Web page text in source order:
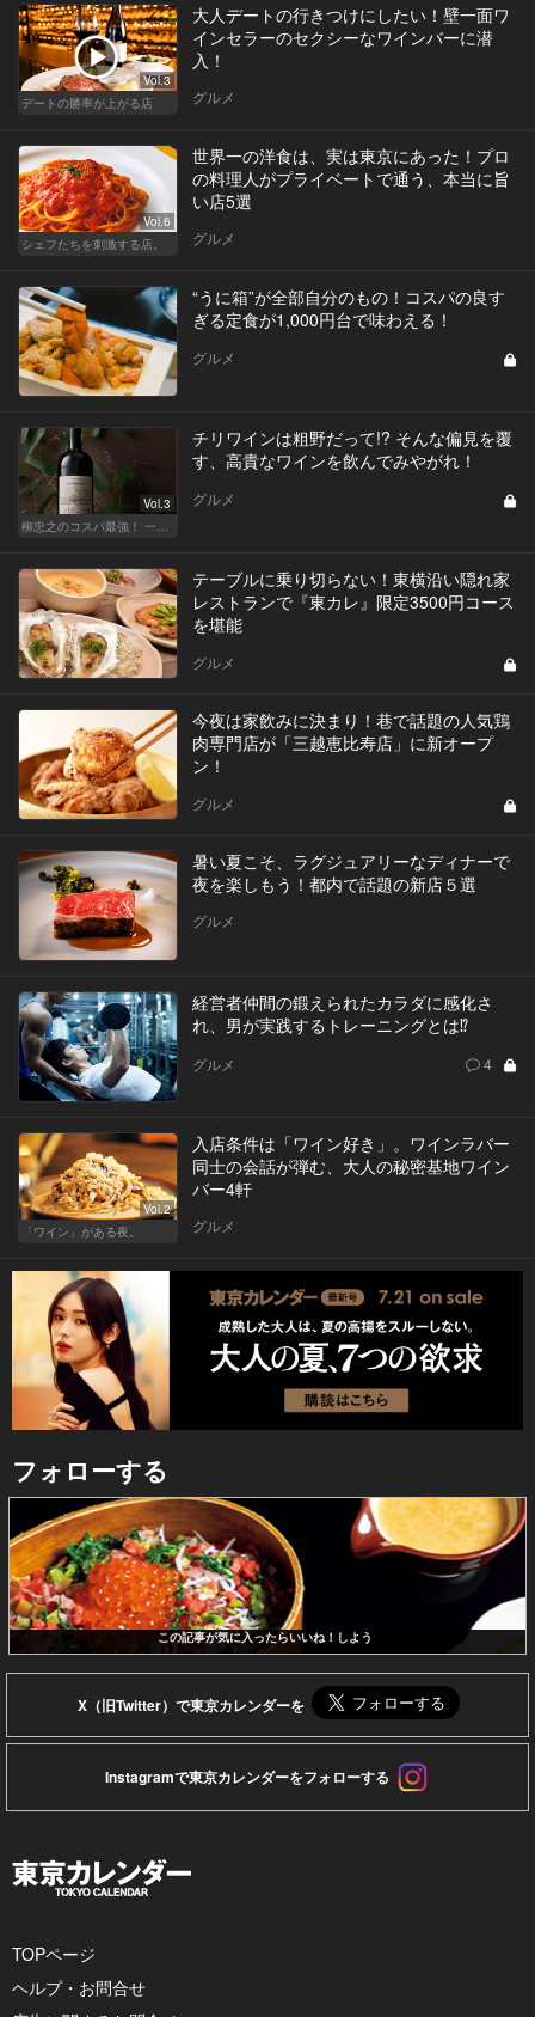
Vol.3
デートの勝率が上がる店
大人デートの行きつけにしたい！壁一面ワ
インセラーのセクシーなワインバーに潜
入！
グルメ
Vol.6
シェフたちを刺激する店。
世界一の洋食は、実は東京にあった！プロ
の料理人がプライベートで通う、本当に旨
い店5選
グルメ
“うに箱”が全部自分のもの！コスパの良す
ぎる定食が1,000円台で味わえる！
グルメ
Vol.3
チリワインは粗野だって!? そんな偏見を覆
す、高貴なワインを飲んでみやがれ！
グルメ
テーブルに乗り切らない！東横沿い隠れ家
レストランで『東カレ』限定3500円コース
を堪能
グルメ
今夜は家飲みに決まり！巷で話題の人気鶏
肉専門店が「三越恵比寿店」に新オープ
ン！
グルメ
暑い夏こそ、ラグジュアリーなディナーで
夜を楽しもう！都内で話題の新店５選
グルメ
経営者仲間の鍛えられたカラダに感化さ
れ、男が実践するトレーニングとは⁉
グルメ 4
Vol.2
「ワイン」がある夜。
入店条件は「ワイン好き」。ワインラバー
同士の会話が弾む、大人の秘密基地ワイン
バー4軒
グルメ
フォローする
この記事が気に入ったらいいね！しよう
X（旧Twitter）で東京カレンダーを
Instagramで東京カレンダーをフォローする
TOPページ
ヘルプ・お問合せ